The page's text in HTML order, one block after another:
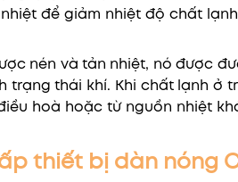
để giảm nhiệt độ chất
nén và tản nhiệt, nó được
thái khí. Khi chất lạnh ở
hoà hoặc từ nguồn nhiệt
thiết bị dàn nóng